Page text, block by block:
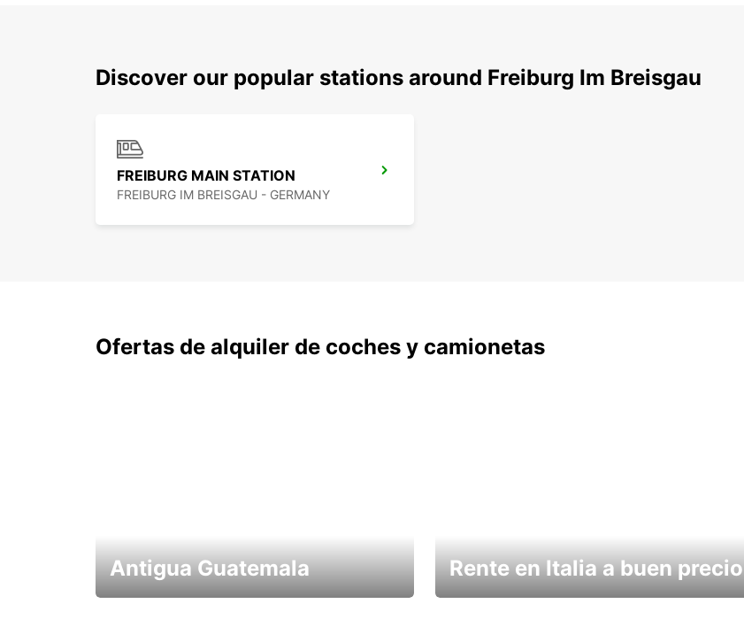
Discover our popular stations around Freiburg Im Breisgau
FREIBURG MAIN STATION
FREIBURG IM BREISGAU - GERMANY
Ofertas de alquiler de coches y camionetas
Antigua Guatemala Rente en Italia a buen precio